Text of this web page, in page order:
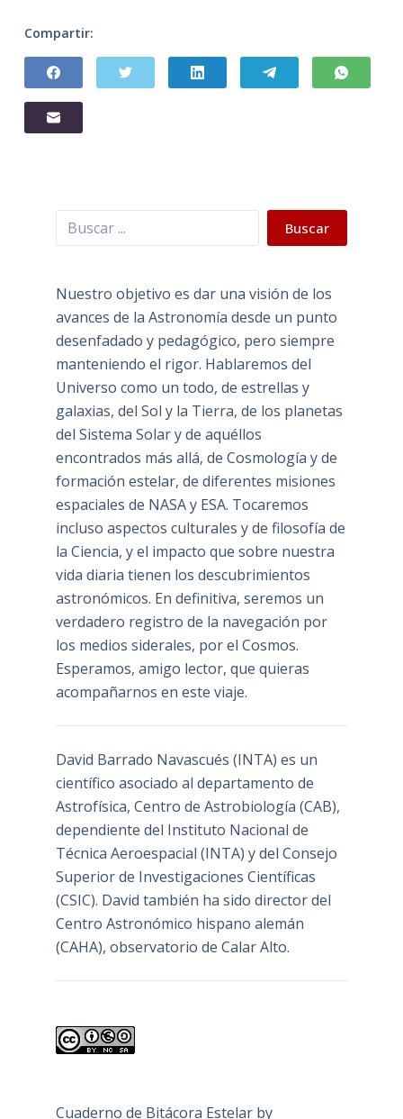
Compartir:
Buscar Buscar
Nuestro objetivo es dar una visión de los
avances de la Astronomía desde un punto
desenfadado y pedagógico, pero siempre
manteniendo el rigor. Hablaremos del
Universo como un todo, de estrellas y
galaxias, del Sol y la Tierra, de los planetas
del Sistema Solar y de aquéllos
encontrados más allá, de Cosmología y de
formación estelar, de diferentes misiones
espaciales de NASA y ESA. Tocaremos
incluso aspectos culturales y de filosofía de
la Ciencia, y el impacto que sobre nuestra
vida diaria tienen los descubrimientos
astronómicos. En definitiva, seremos un
verdadero registro de la navegación por
los medios siderales, por el Cosmos.
Esperamos, amigo lector, que quieras
acompañarnos en este viaje.
David Barrado Navascués (INTA) es un
científico asociado al departamento de
Astrofísica, Centro de Astrobiología (CAB),
dependiente del Instituto Nacional de
Técnica Aeroespacial (INTA) y del Consejo
Superior de Investigaciones Científicas
(CSIC). David también ha sido director del
Centro Astronómico hispano alemán
(CAHA), observatorio de Calar Alto.
Cuaderno de Bitácora Estelarby